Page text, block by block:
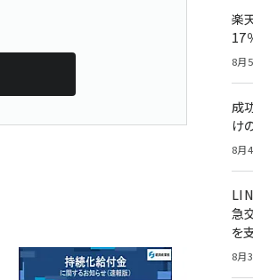
楽
17
8月
成
け
8月
急
を
8月